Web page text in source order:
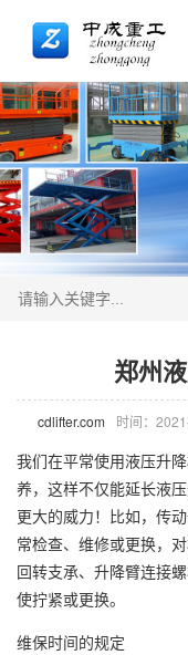
郑州
cdlifter.com 时间：
我们在平常使用液压升
养，这样不仅能延长液
更大的威力！比如，传
常检查、维修或更换，
回转支承、升降臂连接
使拧紧或更换。
维保时间的规定